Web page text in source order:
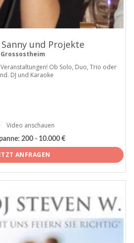
und Projekte
Grossostheim
Ob Solo, Duo, Trio oder
DJ und Karaoke
Video anschauen
200 - 10.000 €
ANFRAGEN